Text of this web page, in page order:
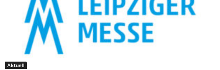
Aktuell